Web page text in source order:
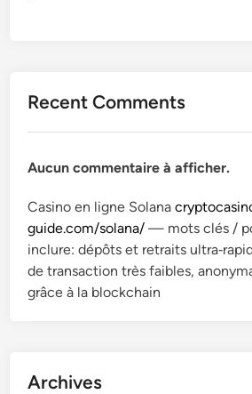
Recent Comments
Aucun commentaire à afficher.
Casino en ligne Solana
guide.com/solana/ — mots clés /
inclure: dépôts et retraits
de transaction très faibles,
grâce à la blockchain
Archives